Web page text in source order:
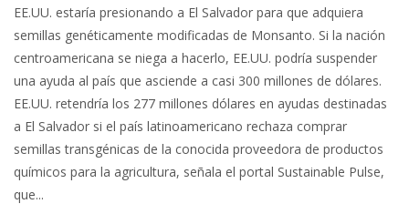
EE.UU. estaría presionando a El Salvador para que adquiera
semillas genéticamente modificadas de Monsanto. Si la nación
centroamericana se niega a hacerlo, EE.UU. podría suspender
una ayuda al país que asciende a casi 300 millones de dólares.
EE.UU. retendría los 277 millones dólares en ayudas destinadas
a El Salvador si el país latinoamericano rechaza comprar
semillas transgénicas de la conocida proveedora de productos
químicos para la agricultura, señala el portal Sustainable Pulse,
que...